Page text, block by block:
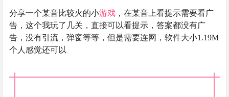
分享一个某音比较火的小游戏 ，在某音上看提示需要看广
告，这个我玩了几关，直接可以看提示，答案都没有广
告，没有引流，弹窗等等，但是需要连网，软件大小1.19M
个人感觉还可以